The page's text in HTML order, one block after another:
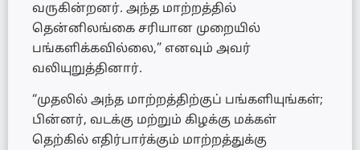
வருகின்றனர். அந்த மாற்றத்தில்
தென்னிலங்கை சரியான முறையில்
பங்களிக்கவில்லை,” எனவும் அவர்
வலியுறுத்தினார்.
“முதலில் அந்த மாற்றத்திற்குப் பங்களியுங்கள்;
பின்னர், வடக்கு மற்றும் கிழக்கு மக்கள்
தெற்கில் எதிர்பார்க்கும் மாற்றத்துக்கு